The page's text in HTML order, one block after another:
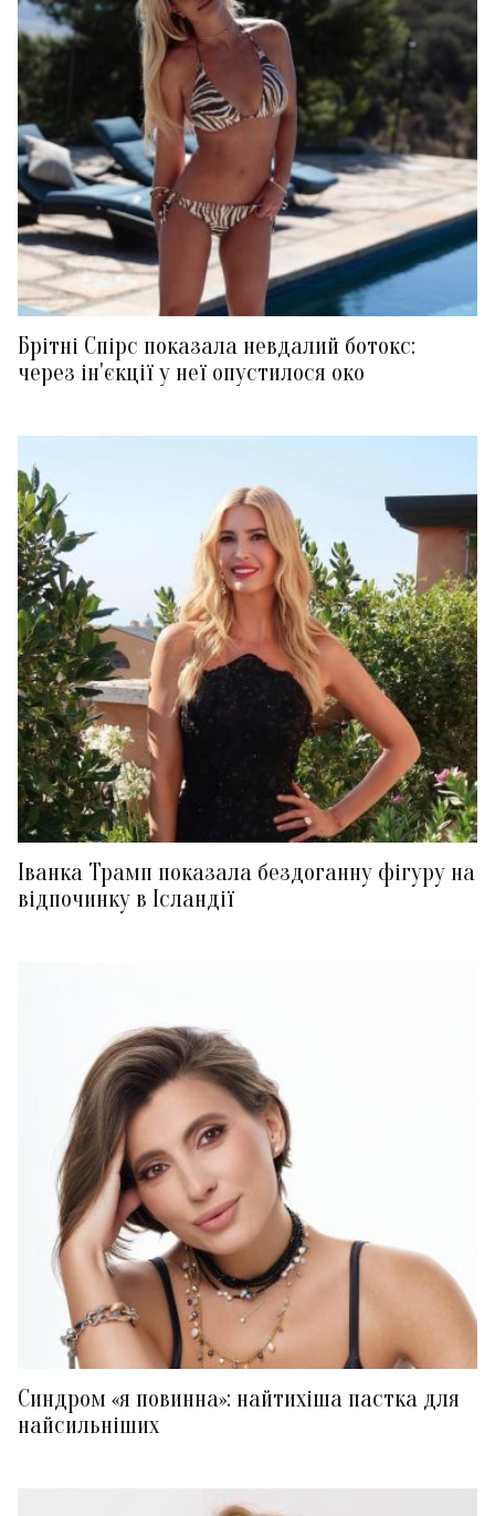
Брітні Спірс показала невдалий ботокс:
через ін'єкції у неї опустилося око
Іванка Трамп показала бездоганну фігуру на
відпочинку в Ісландії
Синдром «я повинна»: найтихіша пастка для
найсильніших